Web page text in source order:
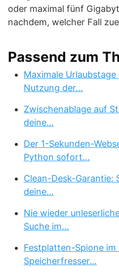
oder maximal fünf
nachdem, welcher Fall
Passend zum
Maximale
Nutzung der…
Zwischenablage auf
deine…
Der 1-Sekunden-
Python sofort…
Clean-Desk-Garantie:
deine…
Nie wieder
Suche im…
Festplatten-Spione im
Speicherfresser…